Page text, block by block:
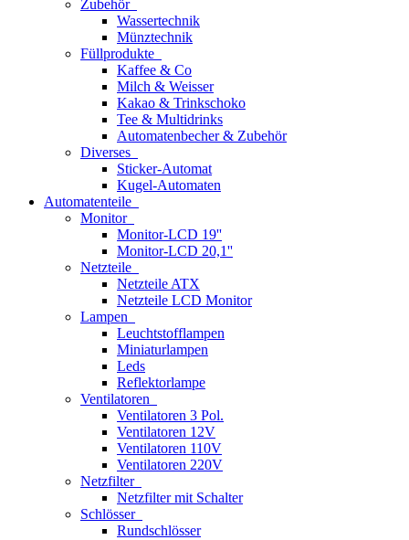
Zubehör
Wassertechnik
Münztechnik
Füllprodukte
Kaffee & Co
Milch & Weisser
Kakao & Trinkschoko
Tee & Multidrinks
Automatenbecher & Zubehör
Diverses
Sticker-Automat
Kugel-Automaten
Automatenteile
Monitor
Monitor-LCD 19''
Monitor-LCD 20,1''
Netzteile
Netzteile ATX
Netzteile LCD Monitor
Lampen
Leuchtstofflampen
Miniaturlampen
Leds
Reflektorlampe
Ventilatoren
Ventilatoren 3 Pol.
Ventilatoren 12V
Ventilatoren 110V
Ventilatoren 220V
Netzfilter
Netzfilter mit Schalter
Schlösser
Rundschlösser